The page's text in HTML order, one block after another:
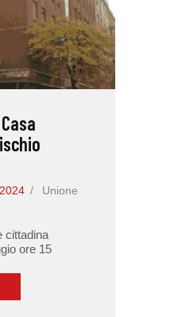
Unione
cittadina
ore 15